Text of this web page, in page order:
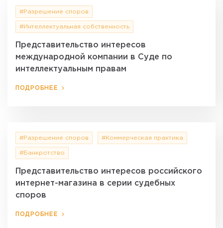
#Разрешение споров
#Интеллектуальная собственность
Представительство интересов
международной компании в Суде по
интеллектуальным правам
ПОДРОБНЕЕ
#Разрешение споров #Коммерческая практика
#Банкротство
Представительство интересов российского
интернет-магазина в серии судебных
споров
ПОДРОБНЕЕ